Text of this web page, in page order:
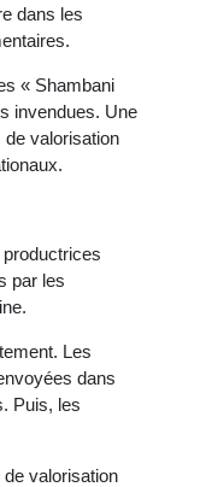
dans les
« Shambani
invendues. Une
valorisation
par les
Les
dans
Puis, les
valorisation